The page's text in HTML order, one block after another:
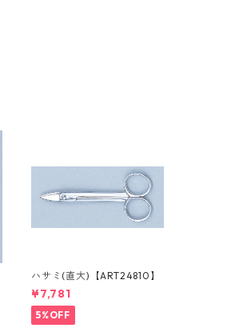
ハサミ(直大)【ART24810】
¥7,781
5%OFF